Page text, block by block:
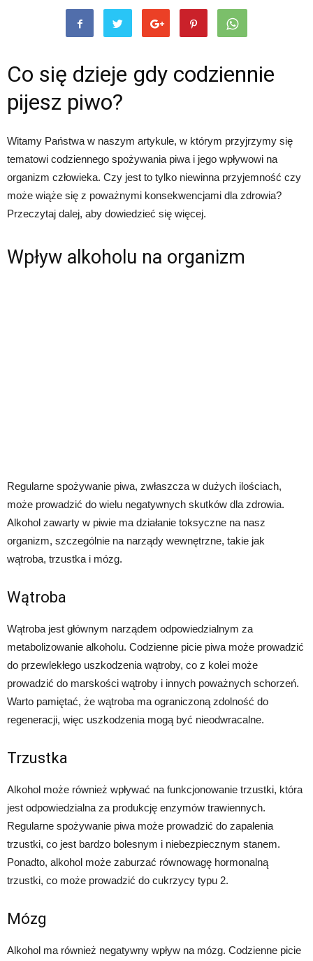
Co się dzieje gdy codziennie
pijesz piwo?
Witamy Państwa w naszym artykule, w którym przyjrzymy się
tematowi codziennego spożywania piwa i jego wpływowi na
organizm człowieka. Czy jest to tylko niewinna przyjemność czy
może wiąże się z poważnymi konsekwencjami dla zdrowia?
Przeczytaj dalej, aby dowiedzieć się więcej.
Wpływ alkoholu na organizm
Regularne spożywanie piwa, zwłaszcza w dużych ilościach,
może prowadzić do wielu negatywnych skutków dla zdrowia.
Alkohol zawarty w piwie ma działanie toksyczne na nasz
organizm, szczególnie na narządy wewnętrzne, takie jak
wątroba, trzustka i mózg.
Wątroba
Wątroba jest głównym narządem odpowiedzialnym za
metabolizowanie alkoholu. Codzienne picie piwa może prowadzić
do przewlekłego uszkodzenia wątroby, co z kolei może
prowadzić do marskości wątroby i innych poważnych schorzeń.
Warto pamiętać, że wątroba ma ograniczoną zdolność do
regeneracji, więc uszkodzenia mogą być nieodwracalne.
Trzustka
Alkohol może również wpływać na funkcjonowanie trzustki, która
jest odpowiedzialna za produkcję enzymów trawiennych.
Regularne spożywanie piwa może prowadzić do zapalenia
trzustki, co jest bardzo bolesnym i niebezpiecznym stanem.
Ponadto, alkohol może zaburzać równowagę hormonalną
trzustki, co może prowadzić do cukrzycy typu 2.
Mózg
Alkohol ma również negatywny wpływ na mózg. Codzienne picie